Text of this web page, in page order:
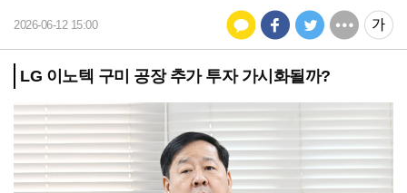
2026-06-12 15:00
LG 이노텍 구미 공장 추가 투자 가시화될까?